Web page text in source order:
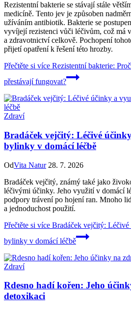
Rezistentní bakterie se stávají stále
medicíně. Tento jev je způsoben
užíváním antibiotik. Bakterie se
vyvíjejí rezistenci vůči léčivům, což má
a zdravotnictví celkově. Pochopení
přijetí opatření k řešení této hrozby.
Přečtěte si více Rezistentní bakterie:
přestávají fungovat?
Zdraví
Bradáček vejčitý: Léčivé
bylinky v domácí léčbě
OdVita Natur 28. 7. 2026
Bradáček vejčitý, známý také jako
léčivými účinky. Jeho využití v domácí
podpory trávení po hojení ran. Mnoho
a jednoduchost použití.
Přečtěte si více Bradáček vejčitý:
bylinky v domácí léčbě
Zdraví
Rdesno hadí kořen: Jeho
detoxikaci